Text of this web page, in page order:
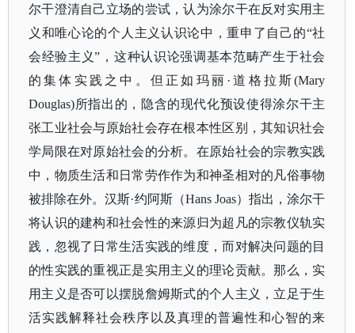
尔干澄清自己立场的尝试，认为涂尔干在反对实用主
义和唯心论的个人主义认识论中，重申了自己的“社
会经验主义”，这种认识论强调基本范畴产生于社会
的集体实践之中。但正如玛丽·道格拉斯(Mary
Douglas)所指出的，隐含的现代化预设使得涂尔干主
张工业社会与原始社会存在根本性区别，其知识社会
学局限在对原始社会的分析。在原始社会的宗教实践
中，物质生活和日常劳作作为和神圣相对的凡俗事物
被排除在外。汉斯·约阿斯（Hans Joas）指出，涂尔干
将认识的建构和社会性的来源归为超凡的宗教仪轨实
践，忽视了日常生活实践的维度，而对解决问题的目
的性实践的重视正是实用主义的理论贡献。那么，实
用主义是否可以摆脱詹姆斯式的个人主义，立足于生
活实践解释社会秩序以及真理的普遍性和心智的来